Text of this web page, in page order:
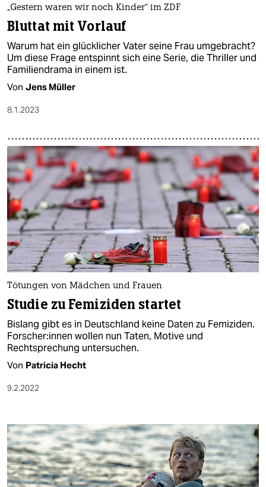
„Gestern waren wir noch Kinder“ im ZDF
Bluttat mit Vorlauf
Warum hat ein glücklicher Vater seine Frau umgebracht?
Um diese Frage entspinnt sich eine Serie, die Thriller und
Familiendrama in einem ist.
Von Jens Müller
8.1.2023
Tötungen von Mädchen und Frauen
Studie zu Femiziden startet
Bislang gibt es in Deutschland keine Daten zu Femiziden.
For­sche­r:in­nen wollen nun Taten, Motive und
Rechtsprechung untersuchen.
Von Patricia Hecht
9.2.2022